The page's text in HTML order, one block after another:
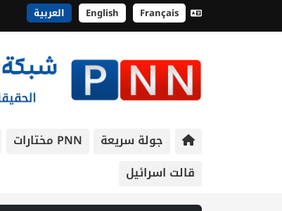
English Français العربية
جولة سريعة PNN مختارات
قالت اسرائيل